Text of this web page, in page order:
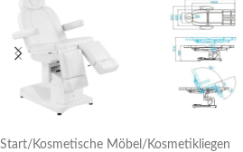
Start/ Kosmetische Möbel / Kosmetikliegen